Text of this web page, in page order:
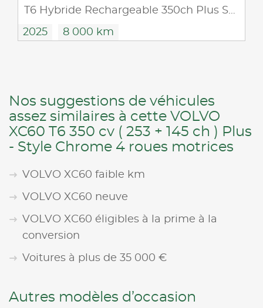
2025 8 000 km
Nos suggestions de véhicules
assez similaires à cette VOLVO
XC60 T6 350 cv ( 253 + 145 ch ) Plus
- Style Chrome 4 roues motrices
VOLVO XC60 faible km
VOLVO XC60 neuve
VOLVO XC60 éligibles à la prime à la
conversion
Voitures à plus de 35 000 €
Autres modèles d’occasion